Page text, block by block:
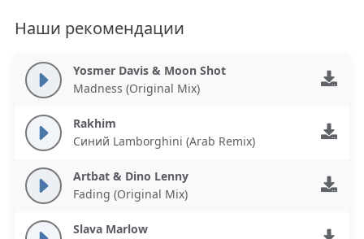
Наши рекомендации
Yosmer Davis & Moon Shot
Madness (Original Mix)
Rakhim
Синий Lamborghini (Arab Remix)
Artbat & Dino Lenny
Fading (Original Mix)
Slava Marlow